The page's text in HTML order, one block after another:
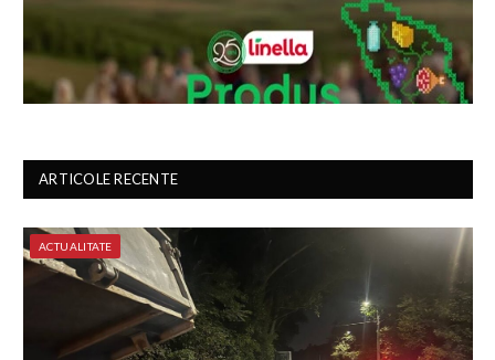
ARTICOLE RECENTE
ACTUALITATE